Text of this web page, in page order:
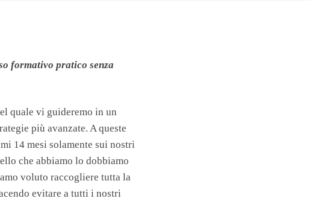
formativo pratico senza
quale vi guideremo in un
più avanzate. A queste
14 mesi solamente sui nostri
che abbiamo lo dobbiamo
voluto raccogliere tutta la
evitare a tutti i nostri